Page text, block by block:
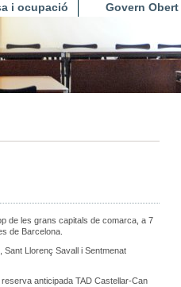
i ocupació Govern Obert
de les grans capitals de comarca, a 7
de Barcelona.
Llorenç Savall i Sentmenat
anticipada TAD Castellar-Can